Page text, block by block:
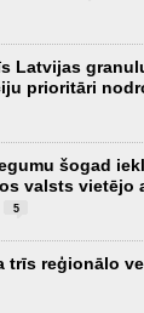
Latvijas
prioritāri
šogad
valsts vietējo
5
trīs reģionālo